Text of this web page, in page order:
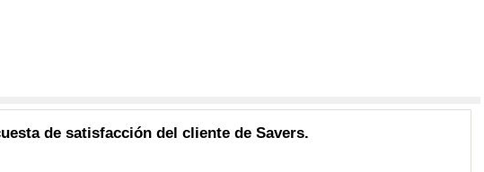
de satisfacción del cliente de Savers.